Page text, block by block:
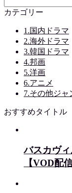
カテゴリー
1.国内ドラマ
2.海外ドラマ
3.韓国ドラマ
4.邦画
5.洋画
6.アニメ
7.その他ジャ
おすすめタイトル
バスカヴ
【VOD配